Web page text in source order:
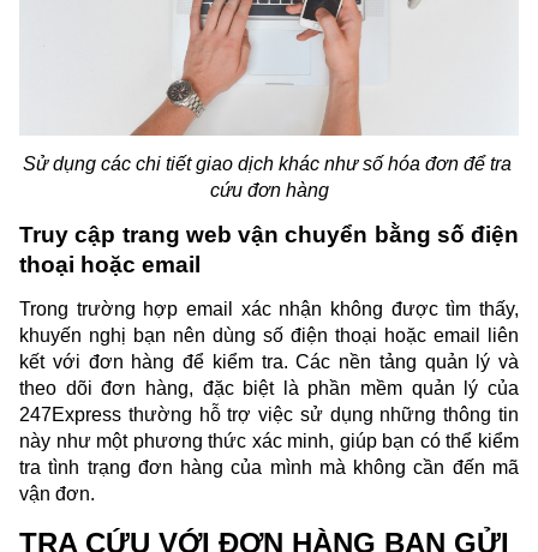
Sử dụng các chi tiết giao dịch khác như số hóa đơn để tra
cứu đơn hàng
Truy cập trang web vận chuyển bằng số điện
thoại hoặc email
Trong trường hợp email xác nhận không được tìm thấy,
khuyến nghị bạn nên dùng số điện thoại hoặc email liên
kết với đơn hàng để kiểm tra. Các nền tảng quản lý và
theo dõi đơn hàng, đặc biệt là phần mềm quản lý của
247Express thường hỗ trợ việc sử dụng những thông tin
này như một phương thức xác minh, giúp bạn có thể kiểm
tra tình trạng đơn hàng của mình mà không cần đến mã
vận đơn.
TRA CỨU VỚI ĐƠN HÀNG BẠN GỬI